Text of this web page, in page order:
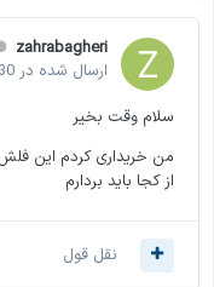
zahrabagheri
ارسال شده در 30 خرداد، 2023
سلام وقت بخیر
من خریداری کردم این فلش
از کجا باید بردارم
نقل قول